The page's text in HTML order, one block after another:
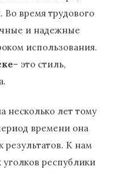
Во время трудового
и надежные
использования.
– это стиль,
несколько лет тому
времени она
результатов. К нам
уголков республики